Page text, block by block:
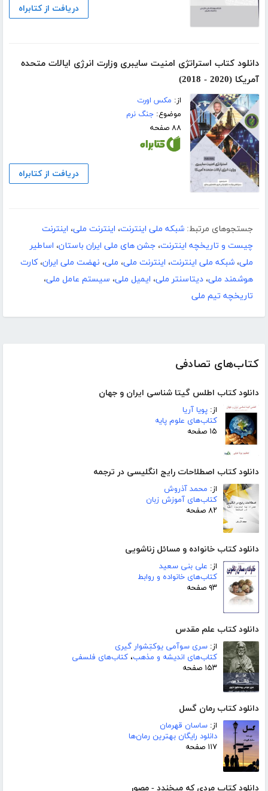
کتاب‌های تصادفی
دانلود کتاب اطلس گیتا شناسی ایران و جهان
از: پویا آریا
کتاب‌های علوم پایه
۱۵ صفحه
دانلود کتاب اصطلاحات رایج انگلیسی در ترجمه
از: محمد آذروش
کتاب‌های آموزش زبان
۸۲ صفحه
دانلود کتاب خانواده و مسائل زناشویی
از: علی بنی سعید
کتاب‌های خانواده و روابط
۹۳ صفحه
دانلود کتاب علم مقدس
از: سری سوآمی یوکتِشوار گیری
کتاب‌های اندیشه و مذهب، کتاب‌های فلسفی
۱۵۳ صفحه
دانلود کتاب رمان گسل
از: ساسان قهرمان
دانلود رایگان بهترین رمان‌ها
۱۱۷ صفحه
دانلود کتاب مردی که میخندد - مصور
دریافت از کتابراه
دانلود کتاب استراتژی امنیت سایبری وزارت انرژی ایالات متحده
آمریکا (2020 - 2018)
از: مکس اورت
موضوع:جنگ نرم
۸۸ صفحه
دریافت از کتابراه
جستجوهای مرتبط: شبکه ملی اینترنت، اینترنت ملی، اینترنت
چیست و تاریخچه اینترنت، جشن های ملی ایران باستان، اساطیر
ملی، شبکه ملی اینترنت، اینترنت ملی، ملی، نهضت ملی ایران،کارت
هوشمند ملی، دیتاسنتر ملی، ایمیل ملی، سیستم عامل ملی،
تاریخچه تیم ملی